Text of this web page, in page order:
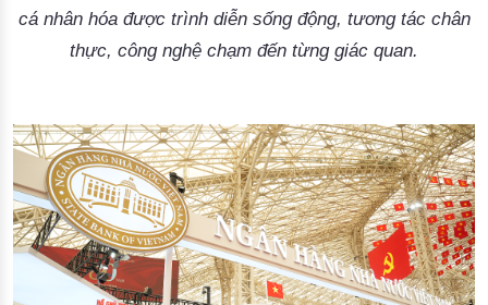
cá nhân hóa được trình diễn sống động, tương tác chân
thực, công nghệ chạm đến từng giác quan.